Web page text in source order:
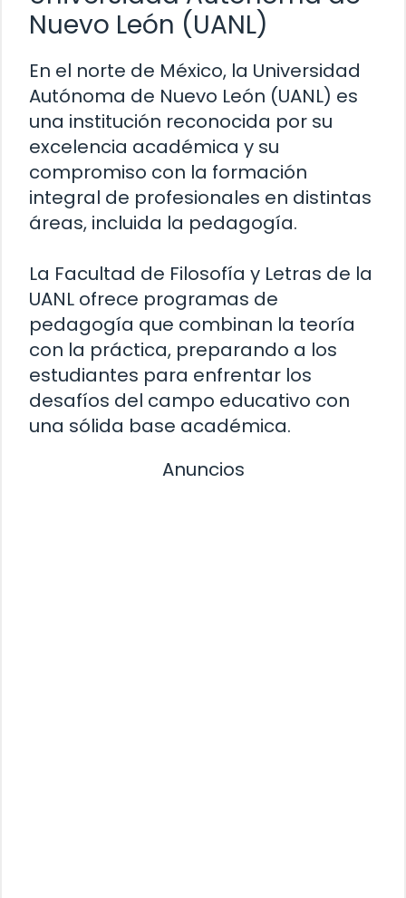
Nuevo León (UANL)
En el norte de México, la Universidad
Autónoma de Nuevo León (UANL) es
una institución reconocida por su
excelencia académica y su
compromiso con la formación
integral de profesionales en distintas
áreas, incluida la pedagogía.
La Facultad de Filosofía y Letras de la
UANL ofrece programas de
pedagogía que combinan la teoría
con la práctica, preparando a los
estudiantes para enfrentar los
desafíos del campo educativo con
una sólida base académica.
Anuncios